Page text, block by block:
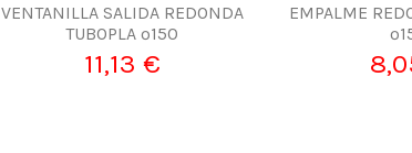
VENTANILLA SALIDA REDONDA
TUBOPLA º150
11,13 €
EMPALME